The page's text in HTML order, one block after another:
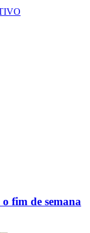
fim de semana